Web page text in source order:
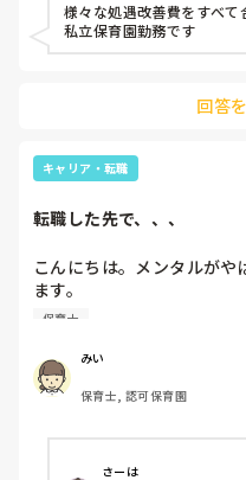
様々な処遇改善費をすべ
私立保育園勤務です
回答
キャリア・転職
転職した先で、、、
こんにちは。メンタルがや
ます。
保育士として12名定員の
いと思い、他の保育園で派
た。
今日がその1日目だったの
帰ってメンタルが崩れて
もともと不安症みたいなの
保育士
みい
保育士, 認可保育園
さーは